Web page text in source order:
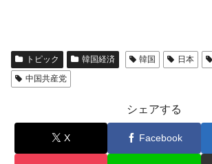
トピック 韓国経済 韓国 日本
中国共産党
シェアする
X Facebook